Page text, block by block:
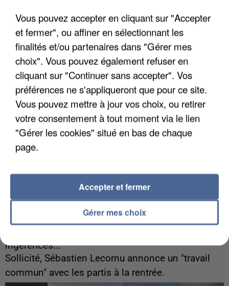
Un cofondateur du réseau avait été interpellé
quelques jours plus tôt.
6 août 2026
ingérences...
Sollicité, Sébastien Lecornu annonce un "travail
commun" avec les partis à la rentrée.
Vous pouvez accepter en cliquant sur "Accepter
et fermer", ou affiner en sélectionnant les
finalités et/ou partenaires dans "Gérer mes
choix". Vous pouvez également refuser en
cliquant sur "Continuer sans accepter". Vos
préférences ne s'appliqueront que pour ce site.
Vous pouvez mettre à jour vos choix, ou retirer
votre consentement à tout moment via le lien
"Gérer les cookies" situé en bas de chaque
page.
Gérer mes choix
Accepter et fermer